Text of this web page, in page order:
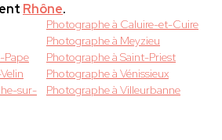
Rhône.
Photographe à Caluire-et-Cuire
Photographe à Meyzieu
Pape
Photographe à Saint-Priest
Photographe à Vénissieux
sur-
Photographe à Villeurbanne